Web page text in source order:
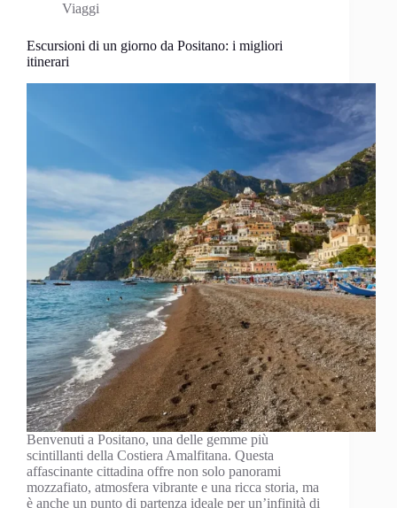
Viaggi
Escursioni di un giorno da Positano: i migliori
itinerari
Benvenuti a Positano, una delle gemme più
scintillanti della Costiera Amalfitana. Questa
affascinante cittadina offre non solo panorami
mozzafiato, atmosfera vibrante e una ricca storia, ma
è anche un punto di partenza ideale per un’infinità di